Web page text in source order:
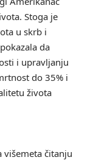
Stoga je
u skrb i
da
i upravljanju
do 35% i
života
višemeta čitanju